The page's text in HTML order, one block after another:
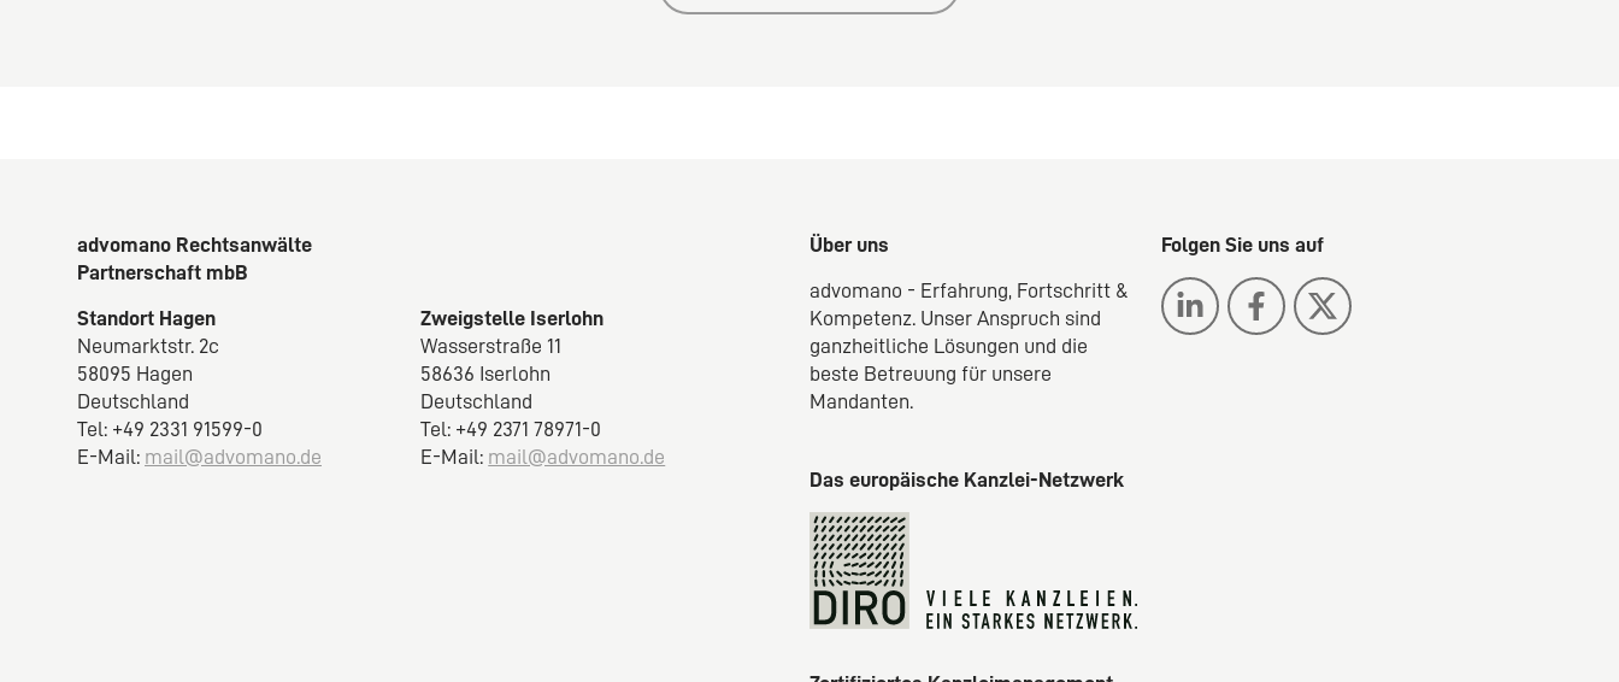
advomano Rechtsanwälte
Partnerschaft mbB
Standort Hagen
Neumarktstr. 2c
58095 Hagen
Deutschland
Tel: +49 2331 91599-0
E-Mail: mail@advomano.de
Zweigstelle Iserlohn
Wasserstraße 11
58636 Iserlohn
Deutschland
Tel: +49 2371 78971-0
E-Mail: mail@advomano.de
Über uns
advomano - Erfahrung, Fortschritt &
Kompetenz. Unser Anspruch sind
ganzheitliche Lösungen und die
beste Betreuung für unsere
Mandanten.
Folgen Sie uns auf
Das europäische Kanzlei-Netzwerk